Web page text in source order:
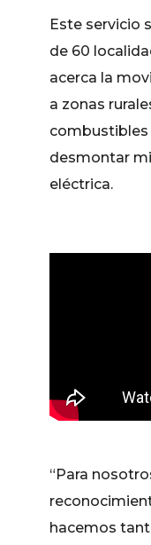
Este servicio
de 60
acerca la
a zonas
combustibles
desmontar
eléctrica.
“Para
hacemos